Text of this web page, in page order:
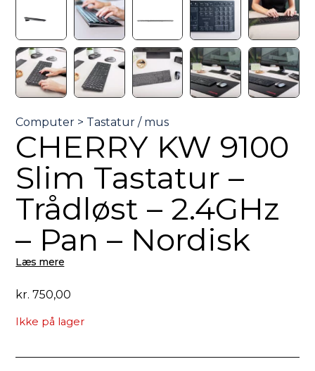
CHERRY KW 9100
Slim Tastatur –
Trådløst – 2.4GHz
– Pan – Nordisk
Læs mere
kr. 750,00
Ikke på lager